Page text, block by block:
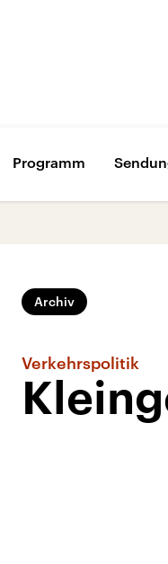
Programm
Archiv
Verkehrspolitik